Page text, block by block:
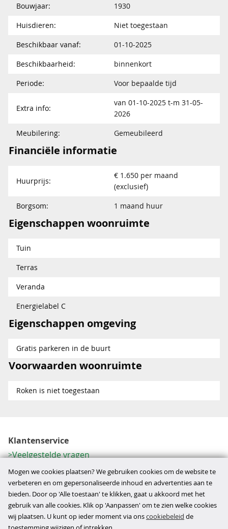
Bouwjaar:
1930
Huisdieren:
Niet toegestaan
Beschikbaar vanaf:
01-10-2025
Beschikbaarheid:
binnenkort
Periode:
Voor bepaalde tijd
Extra info:
van 01-10-2025 t-m 31-05-
2026
Meubilering:
Gemeubileerd
Financiële informatie
Huurprijs:
€ 1.650 per maand
(exclusief)
Borgsom:
1 maand huur
Eigenschappen woonruimte
Tuin
Terras
Veranda
Energielabel C
Eigenschappen omgeving
Gratis parkeren in de buurt
Voorwaarden woonruimte
Roken is niet toegestaan
Klantenservice
Veelgestelde vragen
Contactformulier
Herroeping
Over ons
Bedrijfsgegevens
Werkwijze
Mogen we cookies plaatsen? We gebruiken cookies om de website te
verbeteren en om gepersonaliseerde inhoud en advertenties aan te
bieden. Door op 'Alle toestaan' te klikken, gaat u akkoord met het
gebruik van alle cookies. Klik op 'Aanpassen' om te zien welke cookies
wij plaatsen. U kunt op ieder moment via onscookiebeleid de